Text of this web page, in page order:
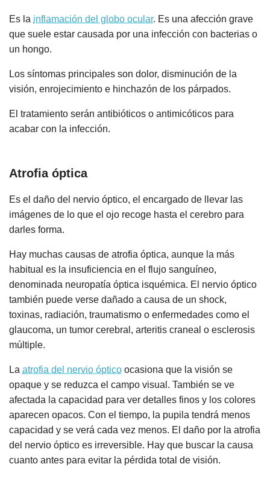
Es la inflamación del globo ocular. Es una afección grave
que suele estar causada por una infección con bacterias o
un hongo.
Los síntomas principales son dolor, disminución de la
visión, enrojecimiento e hinchazón de los párpados.
El tratamiento serán antibióticos o antimicóticos para
acabar con la infección.
Atrofia óptica
Es el daño del nervio óptico, el encargado de llevar las
imágenes de lo que el ojo recoge hasta el cerebro para
darles forma.
Hay muchas causas de atrofia óptica, aunque la más
habitual es la insuficiencia en el flujo sanguíneo,
denominada neuropatía óptica isquémica. El nervio óptico
también puede verse dañado a causa de un shock,
toxinas, radiación, traumatismo o enfermedades como el
glaucoma, un tumor cerebral, arteritis craneal o esclerosis
múltiple.
La atrofia del nervio óptico ocasiona que la visión se
opaque y se reduzca el campo visual. También se ve
afectada la capacidad para ver detalles finos y los colores
aparecen opacos. Con el tiempo, la pupila tendrá menos
capacidad y se verá cada vez menos. El daño por la atrofia
del nervio óptico es irreversible. Hay que buscar la causa
cuanto antes para evitar la pérdida total de visión.